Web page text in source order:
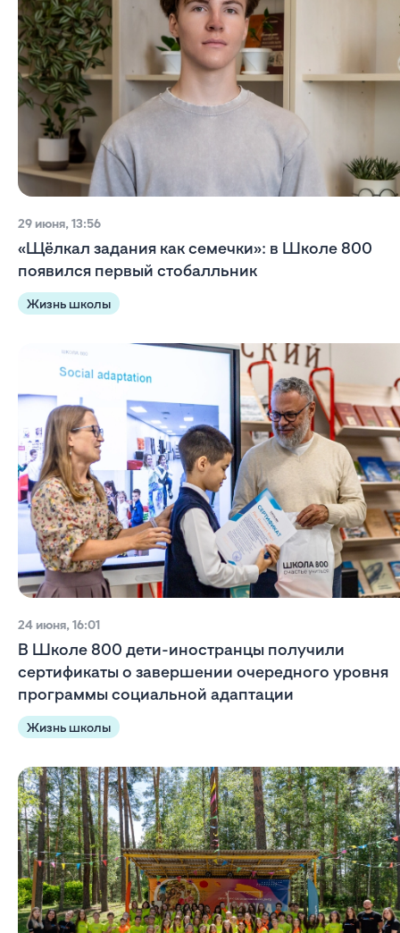
29 июня, 13:56
«Щёлкал задания как семечки»: в Школе 800
появился первый стобалльник
Жизнь школы
24 июня, 16:01
В Школе 800 дети-иностранцы получили
сертификаты о завершении очередного уровня
программы социальной адаптации
Жизнь школы